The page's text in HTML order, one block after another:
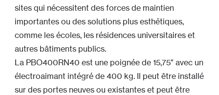
sites qui nécessitent des forces de maintien
importantes ou des solutions plus esthétiques,
comme les écoles, les résidences universitaires et
autres bâtiments publics.
La PBO400RN40 est une poignée de 15,75″ avec un
électroaimant intégré de 400 kg. Il peut être installé
sur des portes neuves ou existantes et peut être